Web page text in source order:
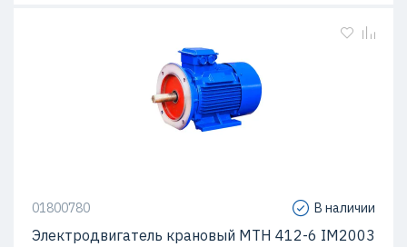
01800780 В наличии
Электродвигатель крановый МТН 412-6 IM2003